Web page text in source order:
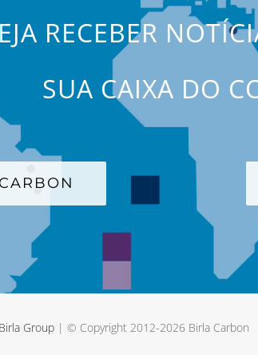
RECEBER
SUA CAIXA DO
Group | © Copyright 2012-2026 Birla Carbon